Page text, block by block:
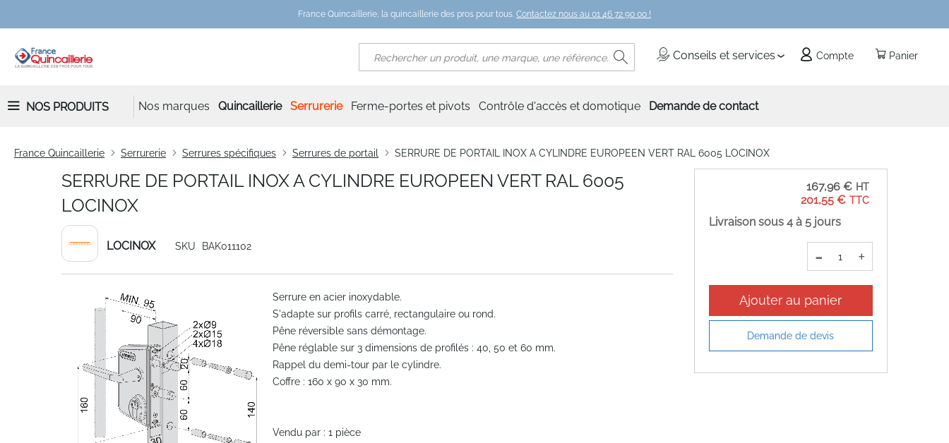
France Quincaillerie, la quincaillerie des pros pour tous. Contactez nous au 01 46 72 90 00 !
Panier
Conseils et services Compte
Rechercher
NOS PRODUITS Nos marques Quincaillerie Serrurerie Ferme-portes et pivots Contrôle d'accès et domotique Demande de contact
France Quincaillerie Serrurerie Serrures spécifiques Serrures de portail SERRURE DE PORTAIL INOX A CYLINDRE EUROPEEN VERT RAL 6005 LOCINOX
SERRURE DE PORTAIL INOX A CYLINDRE EUROPEEN VERT RAL 6005
LOCINOX
LOCINOX SKU BAK011102
the
images
gallery
Serrure en acier inoxydable.
S'adapte sur profils carré, rectangulaire ou rond.
Pêne réversible sans démontage.
Pêne réglable sur 3 dimensions de profilés : 40, 50 et 60 mm.
Rappel du demi-tour par le cylindre.
Coffre : 160 x 90 x 30 mm.
Vendu par : 1 pièce
201,55 €
167,96 €
Livraison sous 4 à 5 jours
- +
Ajouter au panier
Demande de devis